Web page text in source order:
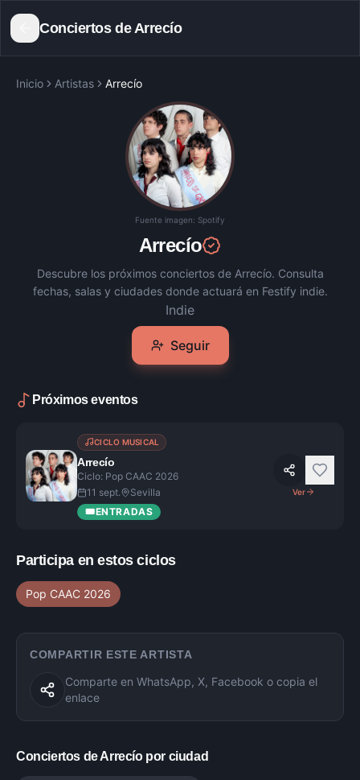
Conciertos deArrecío
Inicio Artistas Arrecío
Fuente imagen: Spotify
Arrecío
Descubre los próximos conciertos de Arrecío. Consulta
fechas, salas y ciudades donde actuará en Festify indie.
Indie
Seguir
Próximos eventos
CICLO MUSICAL
Arrecío
Ciclo: Pop CAAC 2026
11 sept.
Sevilla
🎟️ENTRADAS
Ver
Participa en estos ciclos
Pop CAAC 2026
COMPARTIR ESTE ARTISTA
Comparte en WhatsApp, X, Facebook o copia el
enlace
Conciertos deArrecíopor ciudad